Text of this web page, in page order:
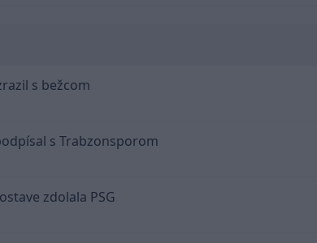
s bežcom
s Trabzonsporom
zdolala PSG